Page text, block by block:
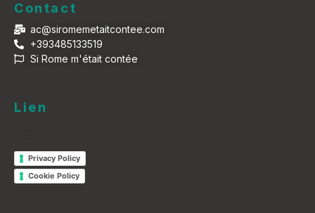
Contact
ac@siromemetaitcontee.com
+393485133519
Si Rome m'était contée
Lien
Privacy Policy
Cookie Policy